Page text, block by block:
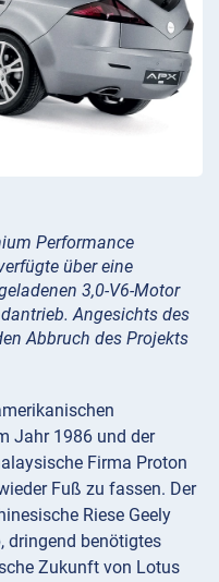
Performance
über eine
3,0-V6-Motor
Angesichts des
Abbruch des Projekts
Jahr 1986 und der
Firma Proton
Fuß zu fassen. Der
Riese Geely
dringend benötigtes
Zukunft von Lotus